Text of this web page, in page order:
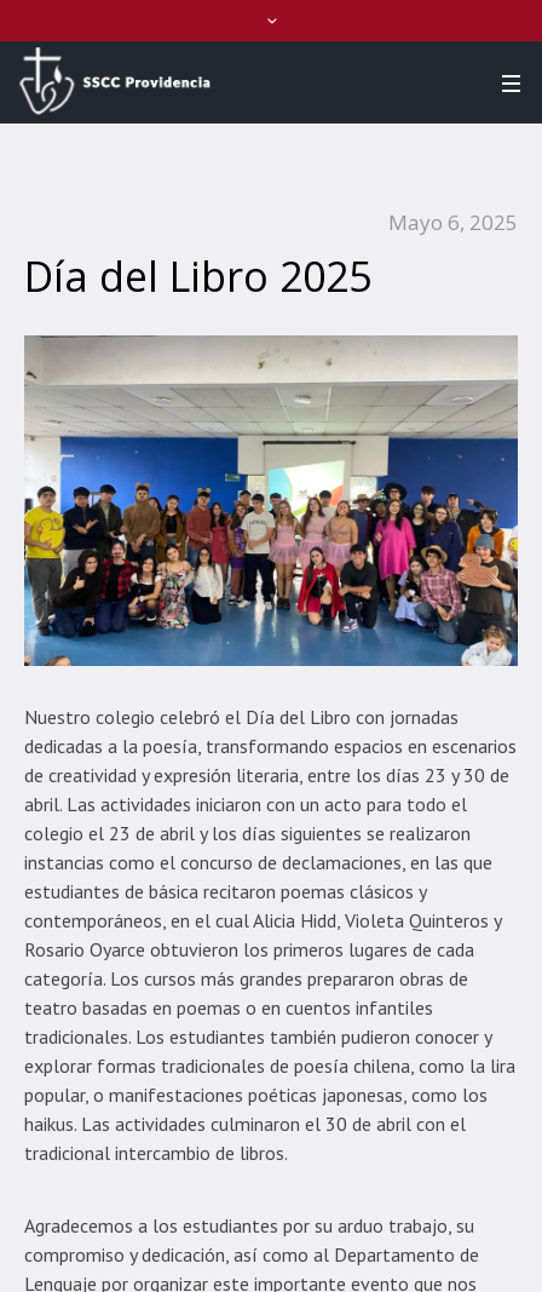
Mayo 6, 2025
Día del Libro 2025
Nuestro colegio celebró el Día del Libro con jornadas
dedicadas a la poesía, transformando espacios en escenarios
de creatividad y expresión literaria, entre los días 23 y 30 de
abril. Las actividades iniciaron con un acto para todo el
colegio el 23 de abril y los días siguientes se realizaron
instancias como el concurso de declamaciones, en las que
estudiantes de básica recitaron poemas clásicos y
contemporáneos, en el cual Alicia Hidd, Violeta Quinteros y
Rosario Oyarce obtuvieron los primeros lugares de cada
categoría. Los cursos más grandes prepararon obras de
teatro basadas en poemas o en cuentos infantiles
tradicionales. Los estudiantes también pudieron conocer y
explorar formas tradicionales de poesía chilena, como la lira
popular, o manifestaciones poéticas japonesas, como los
haikus. Las actividades culminaron el 30 de abril con el
tradicional intercambio de libros.
Agradecemos a los estudiantes por su arduo trabajo, su
compromiso y dedicación, así como al Departamento de
Lenguaje por organizar este importante evento que nos